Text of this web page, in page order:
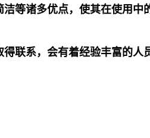
等诸多优点，使其在使用
联系，会有着经验丰富的人